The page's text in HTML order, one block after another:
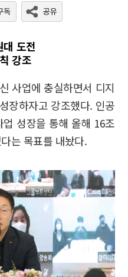
도전
강조
사업에 충실하면서 디지
장하자고 강조했다. 인공
성장을 통해 올해 16조
는 목표를 내놨다.